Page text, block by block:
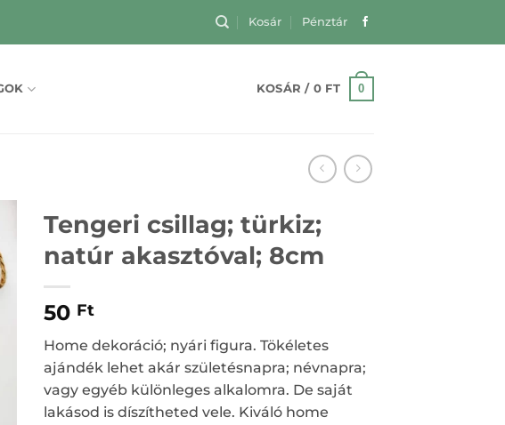
Kosár Pénztár
KOSÁR / 0 FT 0
Tengeri csillag; türkiz;
natúr akasztóval; 8cm
50 Ft
Home dekoráció; nyári figura. Tökéletes
ajándék lehet akár születésnapra; névnapra;
vagy egyéb különleges alkalomra. De saját
lakásod is díszítheted vele. Kiváló home